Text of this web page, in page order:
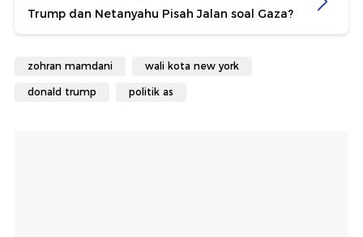
Trump dan Netanyahu Pisah Jalan soal Gaza?
zohran mamdani wali kota new york
donald trump politik as